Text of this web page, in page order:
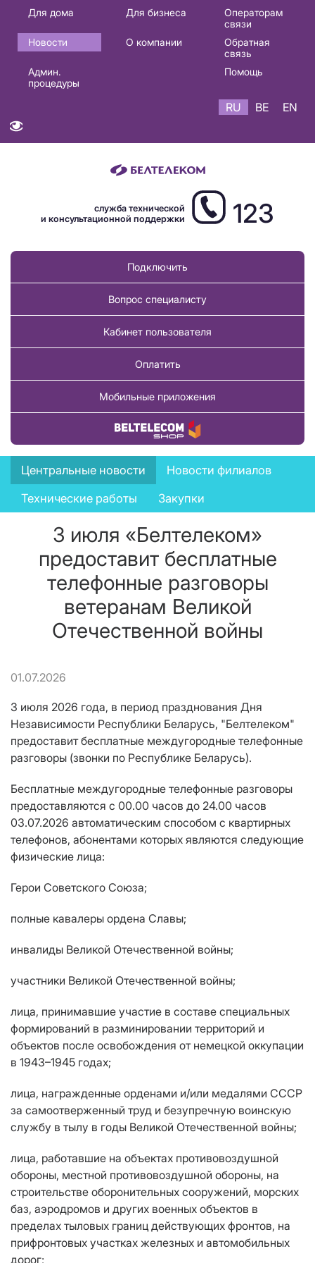
Основная
навигация
RU
Для дома Для бизнеса
Операторам
связи
Новости
О компании
Обратная
связь
Админ.
процедуры
Помощь
RU BE EN
служба технической
и консультационной поддержки
123
Подключить
Вопрос специалисту
Кабинет пользователя
Оплатить
Мобильные приложения
Купить товар
News
menu
Центральные новости
Новости филиалов
Технические работы
Закупки
3 июля «Белтелеком»
предоставит бесплатные
телефонные разговоры
ветеранам Великой
Отечественной войны
01.07.2026
3 июля 2026 года, в период празднования Дня
Независимости Республики Беларусь, "Белтелеком"
предоставит бесплатные междугородные телефонные
разговоры (звонки по Республике Беларусь).
Бесплатные междугородные телефонные разговоры
предоставляются c 00.00 часов до 24.00 часов
03.07.2026 автоматическим способом с квартирных
телефонов, абонентами которых являются следующие
физические лица:
Герои Советского Союза;
полные кавалеры ордена Славы;
инвалиды Великой Отечественной войны;
участники Великой Отечественной войны;
лица, принимавшие участие в составе специальных
формирований в разминировании территорий и
объектов после освобождения от немецкой оккупации
в 1943–1945 годах;
лица, награжденные орденами и/или медалями СССР
за самоотверженный труд и безупречную воинскую
службу в тылу в годы Великой Отечественной войны;
лица, работавшие на объектах противовоздушной
обороны, местной противовоздушной обороны, на
строительстве оборонительных сооружений, морских
баз, аэродромов и других военных объектов в
пределах тыловых границ действующих фронтов, на
прифронтовых участках железных и автомобильных
дорог;